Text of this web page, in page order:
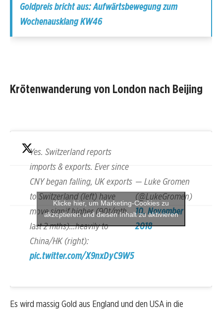
Goldpreis bricht aus: Aufwärtsbewegung zum
Wochenausklang KW46
Krötenwanderung von London nach Beijing
Yes. Switzerland reports
imports & exports. Ever since
CNY began falling, UK exports
to Switzerland (left) have
move signif higher (90t/mth
last 2 mths)…heavily to
China/HK (right):
pic.twitter.com/X9nxDyC9W5
— Luke Gromen
(@LukeGromen)
10. November
2018
Klicke hier, um Marketing-Cookies zu
akzeptieren und diesen Inhalt zu aktivieren
Es wird massig Gold aus England und den USA in die